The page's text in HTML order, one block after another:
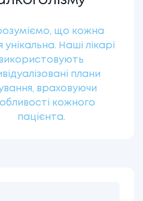
що кожна
унікальна. Наші лікарі
плани
враховуючи
кожного
пацієнта.